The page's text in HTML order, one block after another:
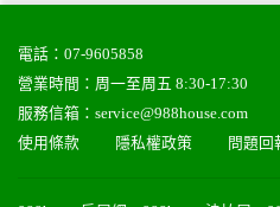
電話： 07-9605858
營業時間：周一至周五 8:30-17:30
服務信箱： service@988house.com
使用條款
隱私權政策 問題回